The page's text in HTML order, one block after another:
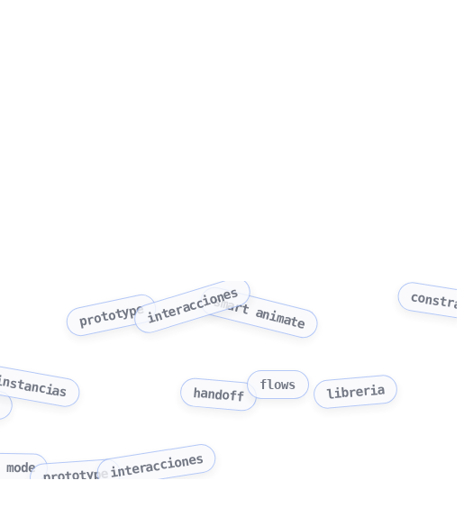
prototypeinteraccionessmart animate
handoff
flows libreria
prototypeinteracciones